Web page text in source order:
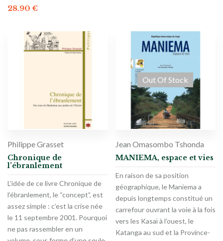
28.90 €
Philippe Grasset
Chronique de
l’ébranlement
L’idée de ce livre Chronique de
l’ébranlement, le “concept”, est
assez simple : c’est la crise née
le 11 septembre 2001. Pourquoi
ne pas rassembler en un
Out Of Stock
Jean Omasombo Tshonda
MANIEMA, espace et vies
En raison de sa position
géographique, le Maniema a
depuis longtemps constitué un
carrefour ouvrant la voie à la fois
vers les Kasaï à l’ouest, le
Katanga au sud et la Province-